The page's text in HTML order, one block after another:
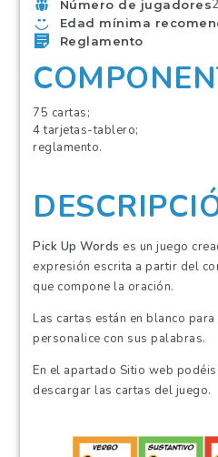
Número de jugadores
Edad mínima
Reglamento
75 cartas;
4 tarjetas-tablero;
reglamento.
Pick Up Words es un juego
expresión escrita a partir del
que compone la oración.
Las cartas están en blanco
personalice con sus palabras.
En el apartado Sitio web
descargar las cartas del juego.